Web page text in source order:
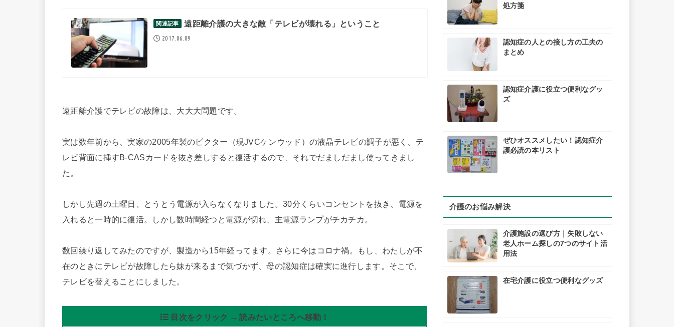
関連記事 遠距離介護の大きな敵「テレビが壊れる」ということ
2017.06.09
遠距離介護でテレビの故障は、大大大問題です。
実は数年前から、実家の2005年製のビクター（現JVCケンウッド）の液晶テレビの調子が悪く、テ
レビ背面に挿すB-CASカードを抜き差しすると復活するので、それでだましだまし使ってきまし
た。
しかし先週の土曜日、とうとう電源が入らなくなりました。30分くらいコンセントを抜き、電源を
入れると一時的に復活。しかし数時間経つと電源が切れ、主電源ランプがチカチカ。
数回繰り返してみたのですが、製造から15年経ってます。さらに今はコロナ禍。もし、わたしが不
在のときにテレビが故障したら妹が来るまで気づかず、母の認知症は確実に進行します。そこで、
テレビを替えることにしました。
目次をクリック → 読みたいところへ移動！
処方箋
認知症の人との接し方の工夫の
まとめ
認知症介護に役立つ便利なグッ
ズ
ぜひオススメしたい！認知症介
護必読の本リスト
介護のお悩み解決
介護施設の選び方｜失敗しない
老人ホーム探しの7つのサイト活
用法
在宅介護に役立つ便利なグッズ